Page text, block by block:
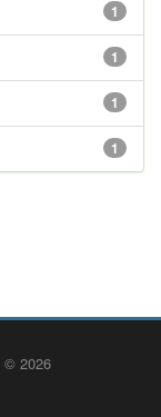
1
1
1
1
© 2026